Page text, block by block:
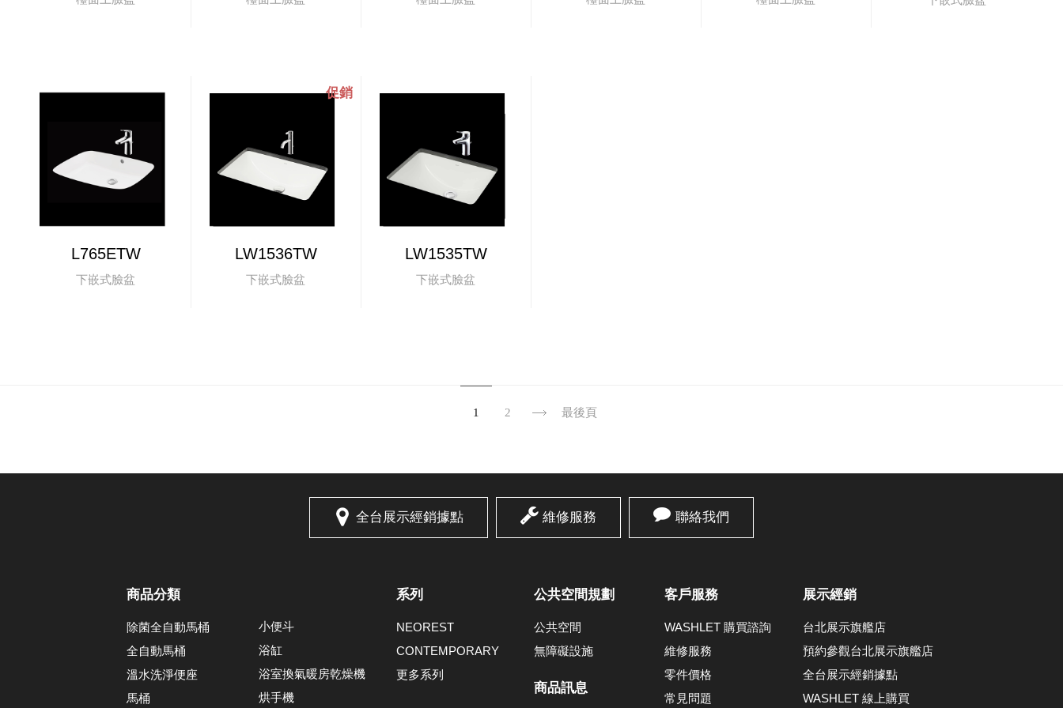
L765ETW
下嵌式臉盆
LW1536TW
下嵌式臉盆
LW1535TW
下嵌式臉盆
1 2 最後頁
全台展示經銷據點 維修服務 聯絡我們
商品分類
除菌全自動馬桶
全自動馬桶
溫水洗淨便座
馬桶
小便斗
浴缸
浴室換氣暖房乾燥機
烘手機
系列
NEOREST
CONTEMPORARY
更多系列
公共空間規劃
公共空間
無障礙設施
商品訊息
客戶服務
WASHLET 購買諮詢
維修服務
零件價格
常見問題
展示經銷
台北展示旗艦店
預約參觀台北展示旗艦店
全台展示經銷據點
WASHLET 線上購買